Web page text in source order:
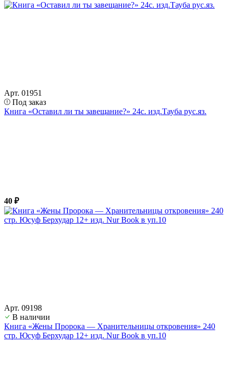
Арт. 01951
Под заказ
Книга «Оставил ли ты завещание?» 24с. изд.Тауба рус.яз.
40 ₽
Арт. 09198
В наличии
Книга «Жены Пророка — Хранительницы откровения» 240
стр. Юсуф Берхудар 12+ изд. Nur Book в уп.10